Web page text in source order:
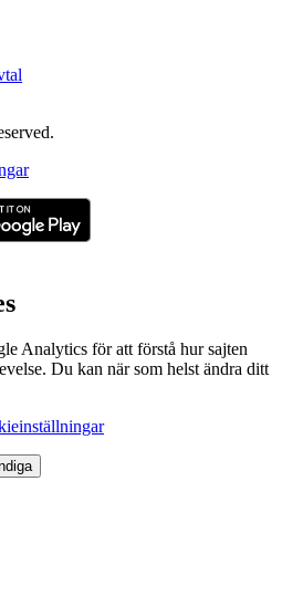
Analytics för att förstå hur sajten
Du kan när som helst ändra ditt